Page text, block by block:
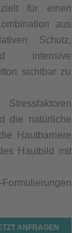
für einen
aus
Schutz,
intensive
sichtbar zu
die natürliche
Hautbarriere
Hautbild mit
ANFRAGEN